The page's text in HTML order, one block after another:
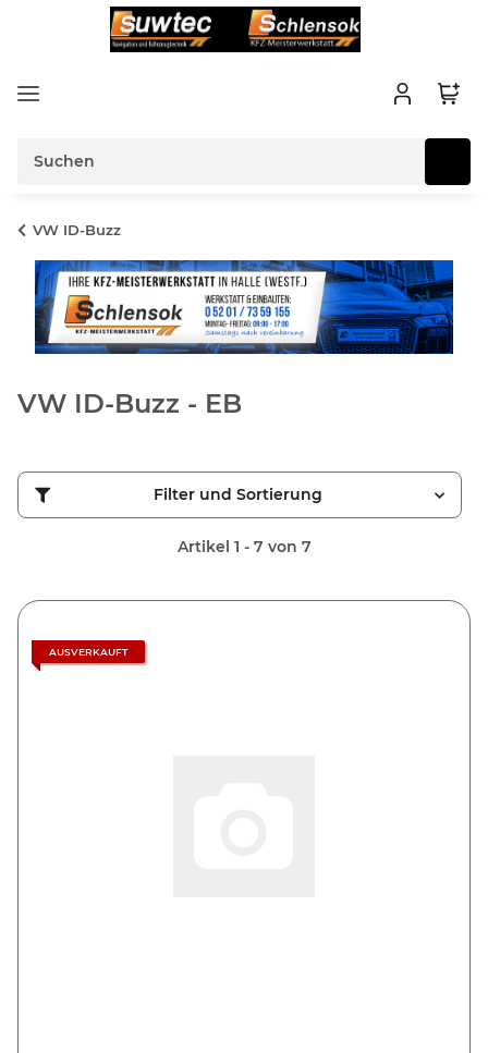
VW ID-Buzz
VW ID-Buzz - EB
Filter und Sortierung
Artikel 1 - 7 von 7
AUSVERKAUFT